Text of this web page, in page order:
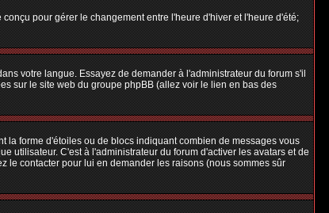
pour gérer le changement entre l'heure d'hiver et l'heure d'été;
votre langue. Essayez de demander à l'administrateur du forum s'il
sur le site web du groupe phpBB (allez voir le lien en bas des
la forme d'étoiles ou de blocs indiquant combien de messages vous
utilisateur. C'est à l'administrateur du forum d'activer les avatars et de
le contacter pour lui en demander les raisons (nous sommes sûr